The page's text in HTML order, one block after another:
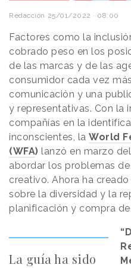
Redacción 25/01/2022 · 08:00
Factores como la
cobrado peso en los
de las marcas y de las
consumidor cada vez
comunicación y una
y representativas. Con la
compañías en la
inconscientes, la World
(WFA) lanzó en marzo
abordar los problemas
creativo. Ahora ha
sobre la diversidad y la
planificación y compra
La guía ha sido